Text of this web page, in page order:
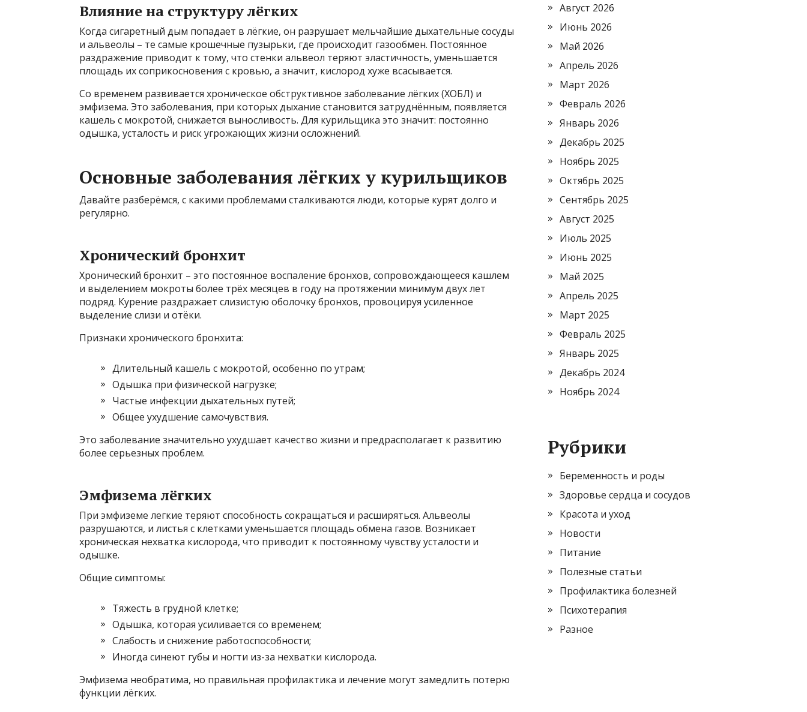
Влияние на структуру лёгких
Когда сигаретный дым попадает в лёгкие, он разрушает мельчайшие дыхательные сосуды
и альвеолы – те самые крошечные пузырьки, где происходит газообмен. Постоянное
раздражение приводит к тому, что стенки альвеол теряют эластичность, уменьшается
площадь их соприкосновения с кровью, а значит, кислород хуже всасывается.
Со временем развивается хроническое обструктивное заболевание лёгких (ХОБЛ) и
эмфизема. Это заболевания, при которых дыхание становится затруднённым, появляется
кашель с мокротой, снижается выносливость. Для курильщика это значит: постоянно
одышка, усталость и риск угрожающих жизни осложнений.
Основные заболевания лёгких у курильщиков
Давайте разберёмся, с какими проблемами сталкиваются люди, которые курят долго и
регулярно.
Хронический бронхит
Хронический бронхит – это постоянное воспаление бронхов, сопровождающееся кашлем
и выделением мокроты более трёх месяцев в году на протяжении минимум двух лет
подряд. Курение раздражает слизистую оболочку бронхов, провоцируя усиленное
выделение слизи и отёки.
Признаки хронического бронхита:
Длительный кашель с мокротой, особенно по утрам;
Одышка при физической нагрузке;
Частые инфекции дыхательных путей;
Общее ухудшение самочувствия.
Это заболевание значительно ухудшает качество жизни и предрасполагает к развитию
более серьезных проблем.
Эмфизема лёгких
При эмфиземе легкие теряют способность сокращаться и расширяться. Альвеолы
разрушаются, и листья с клетками уменьшается площадь обмена газов. Возникает
хроническая нехватка кислорода, что приводит к постоянному чувству усталости и
одышке.
Общие симптомы:
Тяжесть в грудной клетке;
Одышка, которая усиливается со временем;
Слабость и снижение работоспособности;
Иногда синеют губы и ногти из-за нехватки кислорода.
Эмфизема необратима, но правильная профилактика и лечение могут замедлить потерю
функции лёгких.
Август 2026
Июнь 2026
Май 2026
Апрель 2026
Март 2026
Февраль 2026
Январь 2026
Декабрь 2025
Ноябрь 2025
Октябрь 2025
Сентябрь 2025
Август 2025
Июль 2025
Июнь 2025
Май 2025
Апрель 2025
Март 2025
Февраль 2025
Январь 2025
Декабрь 2024
Ноябрь 2024
Рубрики
Беременность и роды
Здоровье сердца и сосудов
Красота и уход
Новости
Питание
Полезные статьи
Профилактика болезней
Психотерапия
Разное